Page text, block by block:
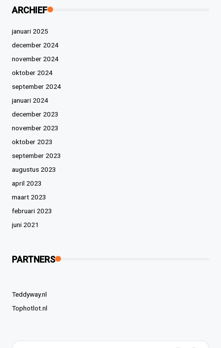
ARCHIEF
januari 2025
december 2024
november 2024
oktober 2024
september 2024
januari 2024
december 2023
november 2023
oktober 2023
september 2023
augustus 2023
april 2023
maart 2023
februari 2023
juni 2021
PARTNERS
Teddyway.nl
Tophotlot.nl